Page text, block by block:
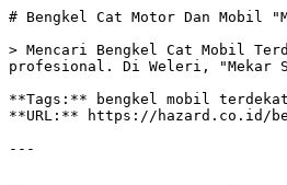
# Bengkel Cat Motor Dan Mobil
> Mencari Bengkel Cat Mobil
profesional. Di Weleri, "Mekar
**Tags:** bengkel mobil
**URL:** https://hazard.co.id/
---